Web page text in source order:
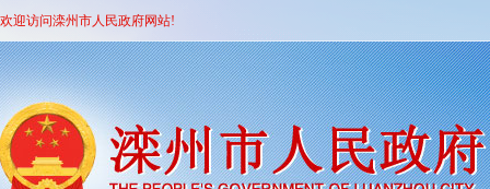
欢迎访问滦州市人民政府网站!